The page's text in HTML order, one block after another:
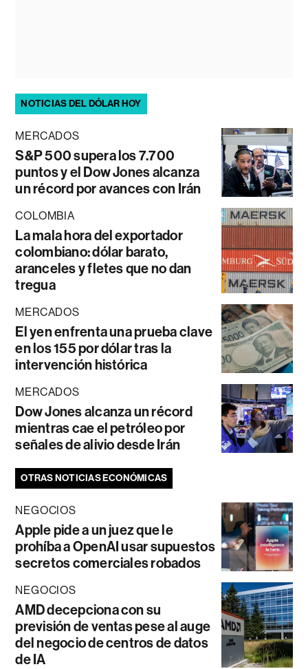
NOTICIAS DEL DÓLAR HOY
MERCADOS
S&P 500 supera los 7.700
puntos y el Dow Jones alcanza
un récord por avances con Irán
COLOMBIA
La mala hora del exportador
colombiano: dólar barato,
aranceles y fletes que no dan
tregua
MERCADOS
El yen enfrenta una prueba clave
en los 155 por dólar tras la
intervención histórica
MERCADOS
Dow Jones alcanza un récord
mientras cae el petróleo por
señales de alivio desde Irán
OTRAS NOTICIAS ECONÓMICAS
NEGOCIOS
Apple pide a un juez que le
prohíba a OpenAI usar supuestos
secretos comerciales robados
NEGOCIOS
AMD decepciona con su
previsión de ventas pese al auge
del negocio de centros de datos
de IA